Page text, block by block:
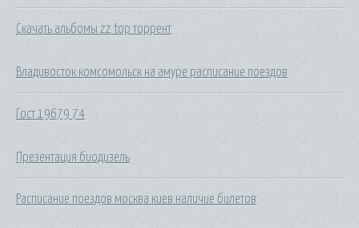
Скачать альбомы zz top торрент
Владивосток комсомольск на амуре расписание поездов
Гост 19679 74
Презентация биодизель
Расписание поездов москва киев наличие билетов